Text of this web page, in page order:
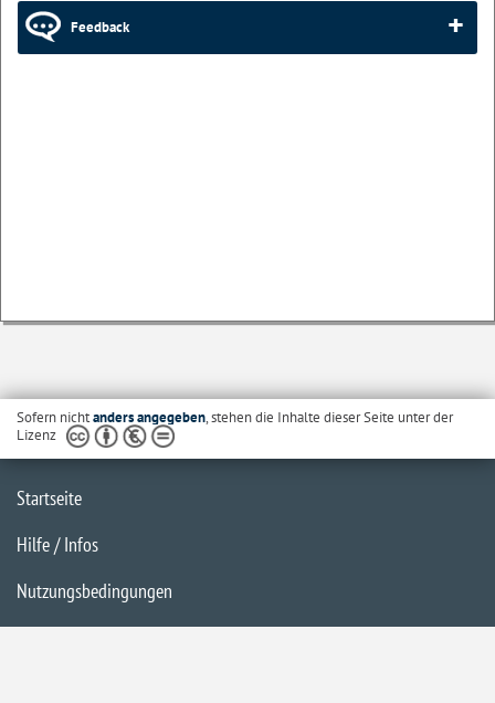
Feedback
Sofern nichtanders angegeben, stehen die Inhalte dieser Seite unter der
Lizenz
Startseite
Hilfe / Infos
Nutzungsbedingungen